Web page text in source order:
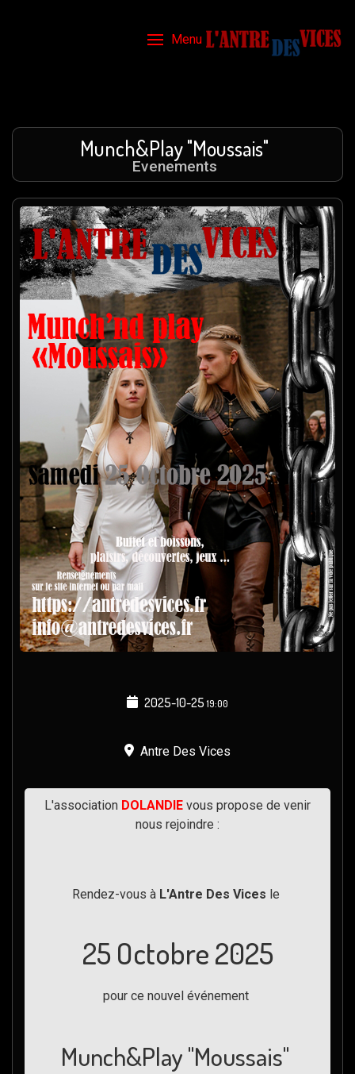
Menu
Munch&Play "Moussais"
Evenements
2025-10-25 19:00
Antre Des Vices
L'association DOLANDIE vous propose de venir
nous rejoindre :
Rendez-vous à L'Antre Des Vices le
25 Octobre 2025
pour ce nouvel événement
Munch&Play "Moussais"